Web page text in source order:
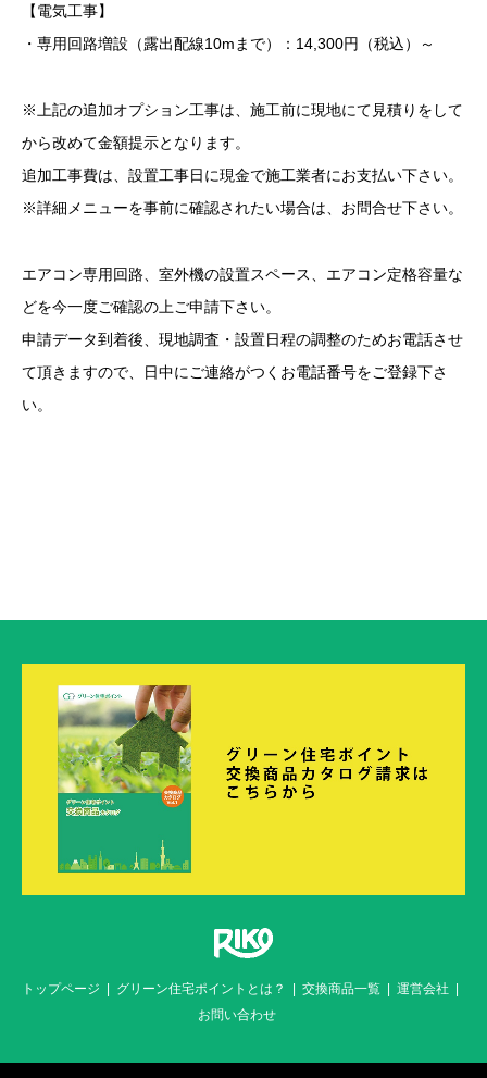
【電気工事】
・専用回路増設（露出配線10mまで）：14,300円（税込）～
※上記の追加オプション工事は、施工前に現地にて見積りをして
から改めて金額提示となります。
追加工事費は、設置工事日に現金で施工業者にお支払い下さい。
※詳細メニューを事前に確認されたい場合は、お問合せ下さい。
エアコン専用回路、室外機の設置スペース、エアコン定格容量な
どを今一度ご確認の上ご申請下さい。
申請データ到着後、現地調査・設置日程の調整のためお電話させ
て頂きますので、日中にご連絡がつくお電話番号をご登録下さ
い。
トップページ グリーン住宅ポイントとは？ 交換商品一覧
運営会社
お問い合わせ